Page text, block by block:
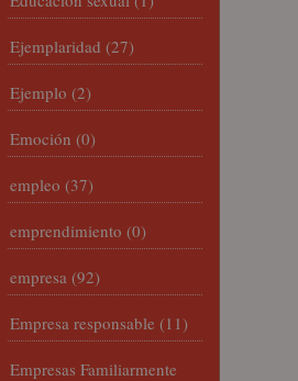
Ejemplaridad (27)
Ejemplo (2)
Emoción (0)
empleo (37)
emprendimiento (0)
empresa (92)
Empresa responsable (11)
Empresas Familiarmente